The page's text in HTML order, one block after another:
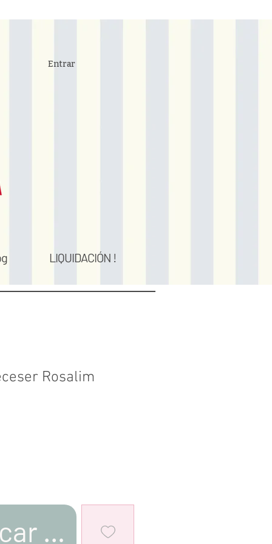
Entrar
LIQUIDACIÓN !
Rosalim
al estar disponible